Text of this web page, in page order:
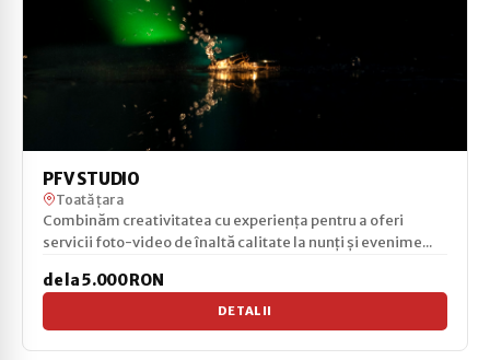
PFV STUDIO
Toată țara
Combinăm creativitatea cu experiența pentru a oferi
servicii foto-video de înaltă calitate la nunți și evenime...
de la 5.000 RON
DETALII